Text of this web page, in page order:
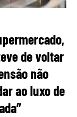
de voltar
não
ao luxo de